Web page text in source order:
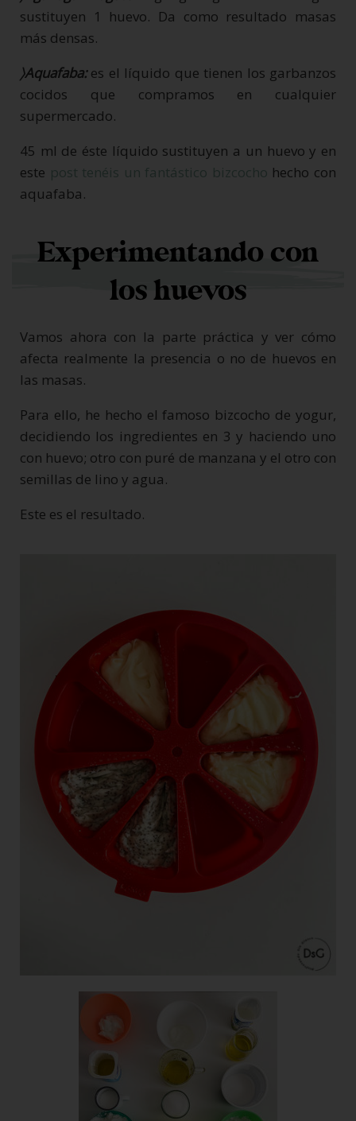
sustituyen 1 huevo. Da como resultado masas
más densas.
〉Aquafaba:es el líquido que tienen los garbanzos
cocidos que compramos en cualquier
supermercado.
45 ml de éste líquido sustituyen a un huevo y en
este post tenéis un fantástico bizcocho hecho con
aquafaba.
Experimentando con
los huevos
Vamos ahora con la parte práctica y ver cómo
afecta realmente la presencia o no de huevos en
las masas.
Para ello, he hecho el famoso bizcocho de yogur,
decidiendo los ingredientes en 3 y haciendo uno
con huevo; otro con puré de manzana y el otro con
semillas de lino y agua.
Este es el resultado.